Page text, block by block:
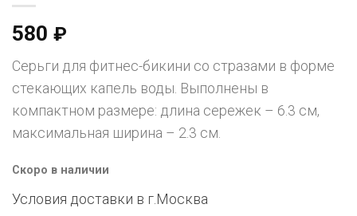
580 ₽
Серьги для фитнес-бикини со стразами в форме
стекающих капель воды. Выполнены в
компактном размере: длина сережек – 6.3 см,
максимальная ширина – 2.3 см.
Скоро в наличии
Условия доставки в г. Москва